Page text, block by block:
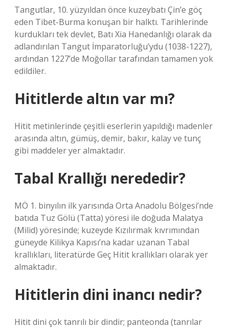
Tangutlar, 10. yüzyıldan önce kuzeybatı Çin’e göç
eden Tibet-Burma konuşan bir halktı. Tarihlerinde
kurdukları tek devlet, Batı Xia Hanedanlığı olarak da
adlandırılan Tangut İmparatorluğu’ydu (1038-1227),
ardından 1227’de Moğollar tarafından tamamen yok
edildiler.
Hititlerde altın var mı?
Hitit metinlerinde çeşitli eserlerin yapıldığı madenler
arasında altın, gümüş, demir, bakır, kalay ve tunç
gibi maddeler yer almaktadır.
Tabal Krallığı nerededir?
MÖ 1. binyılın ilk yarısında Orta Anadolu Bölgesi’nde
batıda Tuz Gölü (Tatta) yöresi ile doğuda Malatya
(Milid) yöresinde; kuzeyde Kızılırmak kıvrımından
güneyde Kilikya Kapısı’na kadar uzanan Tabal
krallıkları, literatürde Geç Hitit krallıkları olarak yer
almaktadır.
Hititlerin dini inancı nedir?
Hitit dini çok tanrılı bir dindir; panteonda (tanrılar